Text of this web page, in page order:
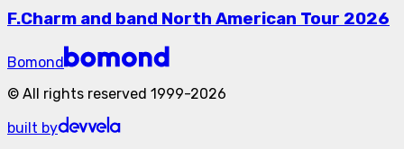
F.Charm and band North American Tour 2026
Bomond
© All rights reserved 1999-2026
built by